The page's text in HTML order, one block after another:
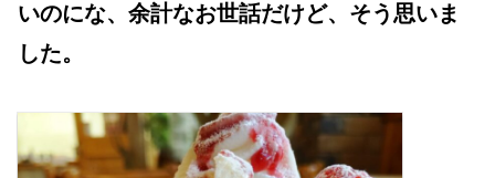
いのにな、余計なお世話だけど、そう思いま
した。